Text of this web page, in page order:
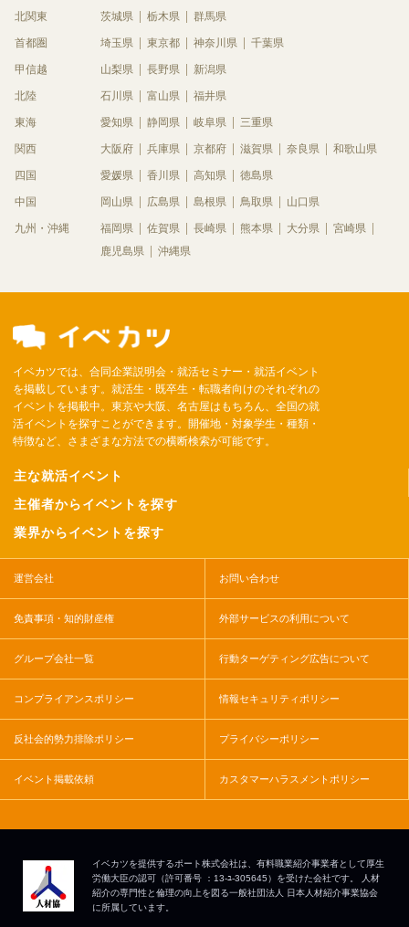
北関東
茨城県 栃木県 群馬県
首都圏 埼玉県 東京都 神奈川県 千葉県
甲信越 山梨県 長野県 新潟県
北陸 石川県 富山県 福井県
東海 愛知県 静岡県 岐阜県 三重県
関西 大阪府 兵庫県 京都府 滋賀県 奈良県 和歌山県
四国 愛媛県 香川県 高知県 徳島県
中国 岡山県 広島県 島根県 鳥取県 山口県
九州・沖縄 福岡県 佐賀県 長崎県 熊本県 大分県
宮崎県
鹿児島県
沖縄県
イベカツでは、合同企業説明会・就活セミナー・就活イベント
を掲載しています。就活生・既卒生・転職者向けのそれぞれの
イベントを掲載中。東京や大阪、名古屋はもちろん、全国の就
活イベントを探すことができます。開催地・対象学生・種類・
特徴など、さまざまな方法での横断検索が可能です。
主な就活イベント
主催者からイベントを探す
業界からイベントを探す
運営会社 お問い合わせ
免責事項・知的財産権 外部サービスの利用について
グループ会社一覧 行動ターゲティング広告について
コンプライアンスポリシー 情報セキュリティポリシー
反社会的勢力排除ポリシー プライバシーポリシー
イベント掲載依頼 カスタマーハラスメントポリシー